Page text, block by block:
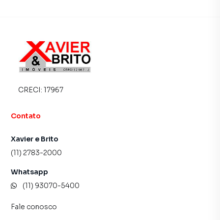
Contamos também com um time de programadores,
corretores treinados e uma central de atendimento
preparada para atender proprietários e inquilinos.
CRECI: 17967
Contato
Xavier e Brito
(11) 2783-2000
Whatsapp
(11) 93070-5400
Fale conosco